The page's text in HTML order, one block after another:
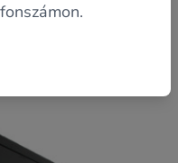
/ 512MB RAM /